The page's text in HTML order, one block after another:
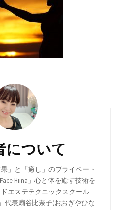
について
」と「癒し」のプライベート
Hiina」心と体を癒す技術を
エステテクニックスクール
」代表扇谷比奈子(おおぎやひな